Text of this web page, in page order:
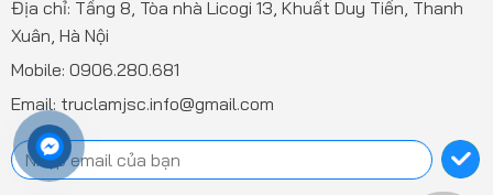
Địa chỉ: Tầng 8, Tòa nhà Licogi 13, Khuất Duy Tiến, Thanh
Xuân, Hà Nội
Mobile: 0906.280.681
Email: truclamjsc.info@gmail.com